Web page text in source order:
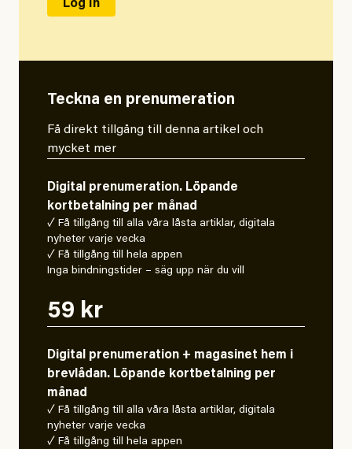
Teckna en prenumeration
Få direkt tillgång till denna artikel och
mycket mer
Digital prenumeration. Löpande
kortbetalning per månad
✓ Få tillgång till alla våra låsta artiklar, digitala
nyheter varje vecka
✓ Få tillgång till hela appen
Inga bindningstider – säg upp när du vill
59 kr
Digital prenumeration + magasinet hem i
brevlådan. Löpande kortbetalning per
månad
✓ Få tillgång till alla våra låsta artiklar, digitala
nyheter varje vecka
✓ Få tillgång till hela appen